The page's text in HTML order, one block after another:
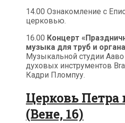
14.00 Ознакомление с
церковью.
16.00 Концерт
музыка для труб и органа
Музыкальной студии Ааво
духовых инструментов
Кадри Пломпуу.
Церковь Петра
(Вене, 16)